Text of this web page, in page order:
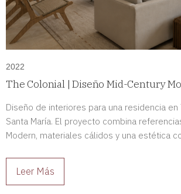
2022
The Colonial | Diseño Mid-Century
Diseño de interiores para una residencia en
Santa María. El proyecto combina
Modern, materiales cálidos y una estética
Leer Más